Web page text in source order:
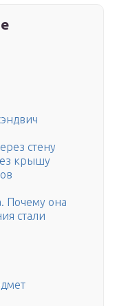
стену
крышу
Почему она
стали